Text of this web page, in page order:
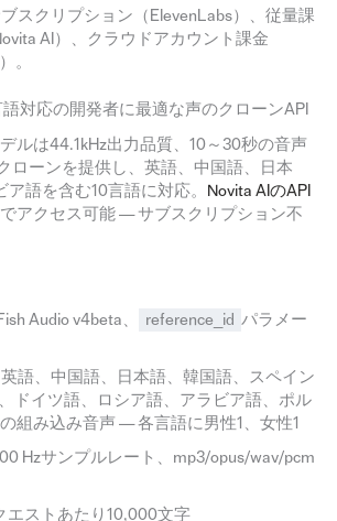
スクリプション（ElevenLabs）、従量課
AI）、クラウドアカウント課金
。
対応の開発者に最適な声のクローンAPI
ルは44.1kHz出力品質、10～30秒の音声
ローンを提供し、英語、中国語、日本
語を含む10言語に対応。
Novita AIのAPI
アクセス可能 — サブスクリプション不
Audio v4beta、 reference_id パラメー
語、中国語、日本語、韓国語、スペイン
ドイツ語、ロシア語、アラビア語、ポル
組み込み音声 — 各言語に男性1、女性1
Hzサンプルレート、mp3/opus/wav/pcm
エストあたり10,000文字